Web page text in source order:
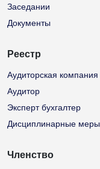
Заседании
Документы
Реестр
Аудиторская компания
Аудитор
Эксперт бухгалтер
Дисциплинарные меры
Членство